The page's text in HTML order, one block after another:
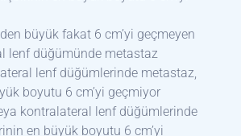
büyük fakat 6 cm’yi geçmeyen
lenf düğümünde metastaz
lenf düğümlerinde metastaz,
boyutu 6 cm’yi geçmiyor
kontralateral lenf düğümlerinde
en büyük boyutu 6 cm’yi